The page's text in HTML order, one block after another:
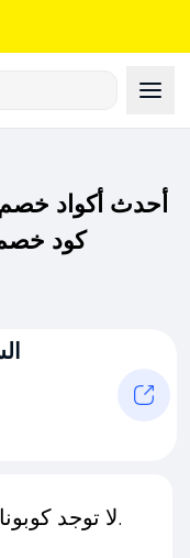
أحدث أكواد
كود
لا توجد كوبونات متاحة لـهذا المتجر حاليًا.